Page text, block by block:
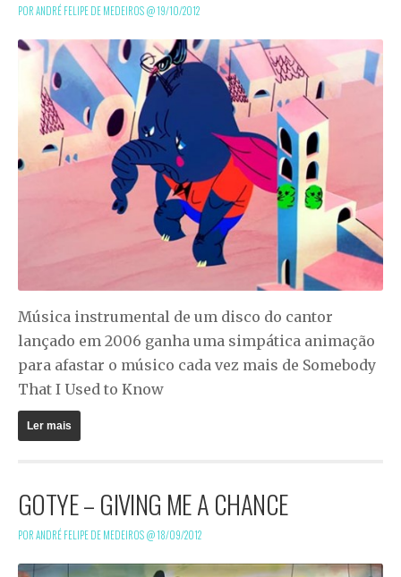
POR ANDRÉ FELIPE DE MEDEIROS @19/10/2012
Música instrumental de um disco do cantor
lançado em 2006 ganha uma simpática animação
para afastar o músico cada vez mais de Somebody
That I Used to Know
Ler mais
GOTYE – GIVING ME A CHANCE
POR ANDRÉ FELIPE DE MEDEIROS @18/09/2012